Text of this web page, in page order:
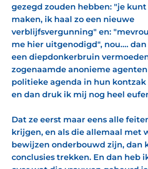
gezegd zouden hebben: "je
maken, ik haal zo een nieuwe
verblijfsvergunning" en:
me hier uitgenodigd", nou....
een diepdonkerbruin
zogenaamde anonieme
politieke agenda in hun
en dan druk ik mij nog heel
Dat ze eerst maar eens alle
krijgen, en als die allemaal met
bewijzen onderbouwd zijn, dan
conclusies trekken. En dan heb